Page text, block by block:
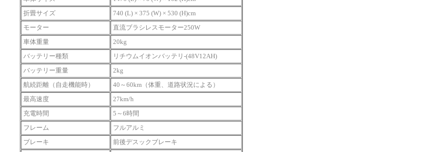
折畳サイズ
740 (L) × 375 (W) × 530 (H)cm
モーター
直流ブラシレスモーター250W
車体重量
20kg
バッテリー種類
リチウムイオンバッテリ-(48V12AH)
バッテリー重量
2kg
航続距離（自走機能時）
40～60km（体重、道路状況による）
最高速度
27km/h
充電時間
5～6時間
フレーム
フルアルミ
ブレーキ
前後デスックブレーキ